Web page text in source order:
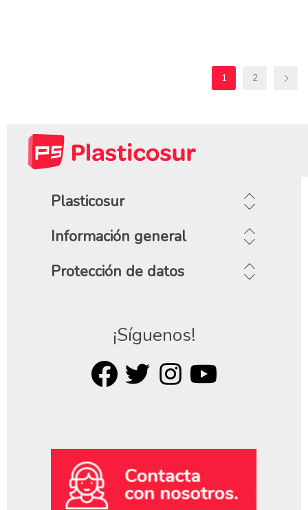
1 2
Plasticosur
Información general
Protección de datos
¡Síguenos!